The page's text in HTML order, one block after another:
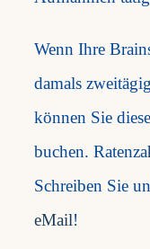
Wenn Ihre
damals
können Sie
buchen.
Schreiben Sie
eMail!